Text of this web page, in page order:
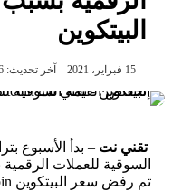
البيتكوين
15 فبراير، 2021 آخر تحديث: 16 يناير، 2023
تقني نت – بدأ الأسبوع
تم رفض سعر البيتكوين Bitcoin عند مستوى 50 ألف دولار.